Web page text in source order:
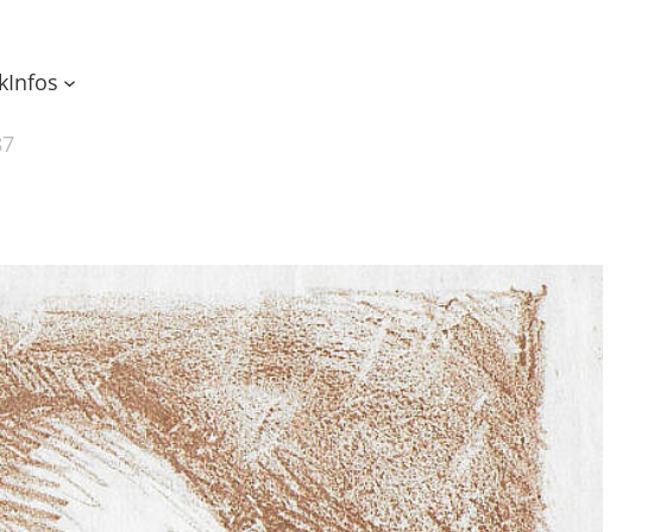
Infos